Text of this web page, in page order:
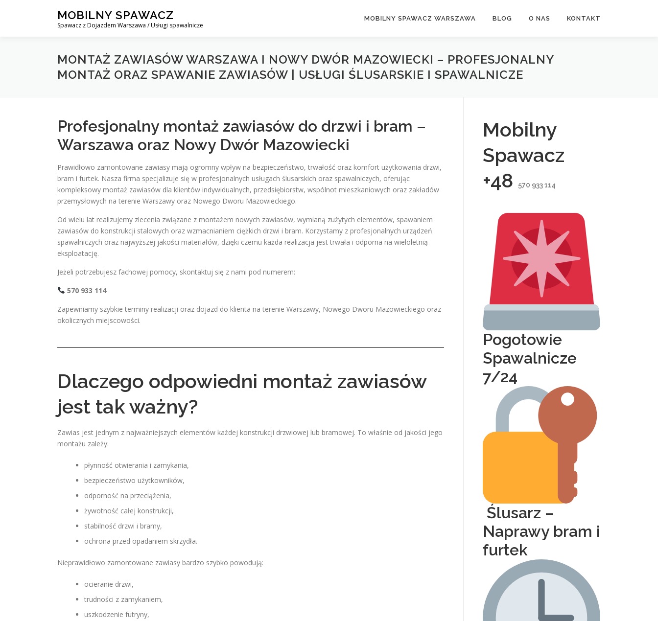
MOBILNY SPAWACZ
Spawacz z Dojazdem Warszawa / Usługi spawalnicze
MOBILNY SPAWACZ WARSZAWA BLOG O NAS KONTAKT
MONTAŻ ZAWIASÓW WARSZAWA I NOWY DWÓR MAZOWIECKI – PROFESJONALNY
MONTAŻ ORAZ SPAWANIE ZAWIASÓW | USŁUGI ŚLUSARSKIE I SPAWALNICZE
Profesjonalny montaż zawiasów do drzwi i bram –
Warszawa oraz Nowy Dwór Mazowiecki
Prawidłowo zamontowane zawiasy mają ogromny wpływ na bezpieczeństwo, trwałość oraz komfort użytkowania drzwi,
bram i furtek. Nasza firma specjalizuje się w profesjonalnych usługach ślusarskich oraz spawalniczych, oferując
kompleksowy montaż zawiasów dla klientów indywidualnych, przedsiębiorstw, wspólnot mieszkaniowych oraz zakładów
przemysłowych na terenie Warszawy oraz Nowego Dworu Mazowieckiego.
Od wielu lat realizujemy zlecenia związane z montażem nowych zawiasów, wymianą zużytych elementów, spawaniem
zawiasów do konstrukcji stalowych oraz wzmacnianiem ciężkich drzwi i bram. Korzystamy z profesjonalnych urządzeń
spawalniczych oraz najwyższej jakości materiałów, dzięki czemu każda realizacja jest trwała i odporna na wieloletnią
eksploatację.
Jeżeli potrzebujesz fachowej pomocy, skontaktuj się z nami pod numerem:
570 933 114
Zapewniamy szybkie terminy realizacji oraz dojazd do klienta na terenie Warszawy, Nowego Dworu Mazowieckiego oraz
okolicznych miejscowości.
Dlaczego odpowiedni montaż zawiasów
jest tak ważny?
Zawias jest jednym z najważniejszych elementów każdej konstrukcji drzwiowej lub bramowej. To właśnie od jakości jego
montażu zależy:
płynność otwierania i zamykania,
bezpieczeństwo użytkowników,
odporność na przeciążenia,
żywotność całej konstrukcji,
stabilność drzwi i bramy,
ochrona przed opadaniem skrzydła.
Nieprawidłowo zamontowane zawiasy bardzo szybko powodują:
ocieranie drzwi,
trudności z zamykaniem,
uszkodzenie futryny,
Mobilny
Spawacz
+48
570 933 114
Pogotowie
Spawalnicze
7/24
Ślusarz –
Naprawy bram i
furtek